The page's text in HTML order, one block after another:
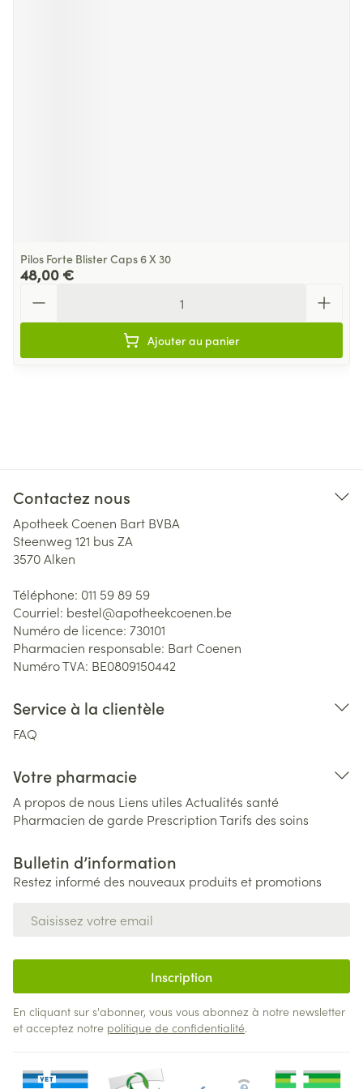
Pilos Forte Blister Caps 6 X 30
48,00 €
Ajouter au panier
Contactez nous
Apotheek Coenen Bart BVBA
Steenweg 121 bus ZA
3570Alken
Téléphone: 011 59 89 59
Courriel: bestel@apotheekcoenen.be
Numéro de licence: 730101
Pharmacien responsable: Bart Coenen
Numéro TVA: BE0809150442
Service à la clientèle
FAQ
Votre pharmacie
A propos de nous Liens utiles Actualités santé
Pharmacien de garde PrescriptionTarifs des soins
Bulletin d’information
Restez informé des nouveaux produits et promotions
Inscription
En cliquant sur s'abonner, vous vous abonnez à notre newsletter
et acceptez notre politique de confidentialité.